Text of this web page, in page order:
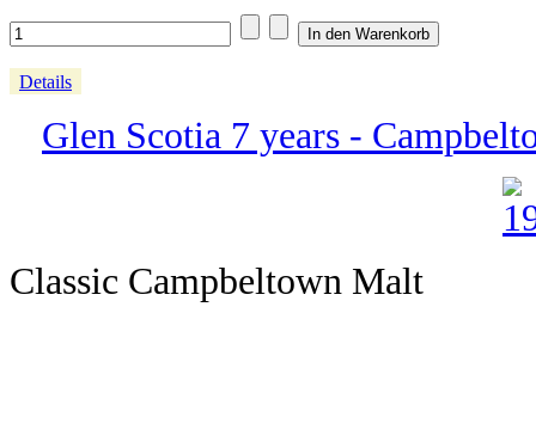
Details
Glen Scotia 7 years -
Classic Campbeltown Malt